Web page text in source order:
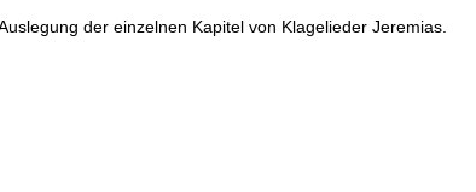
der einzelnen Kapitel von Klagelieder Jeremias.